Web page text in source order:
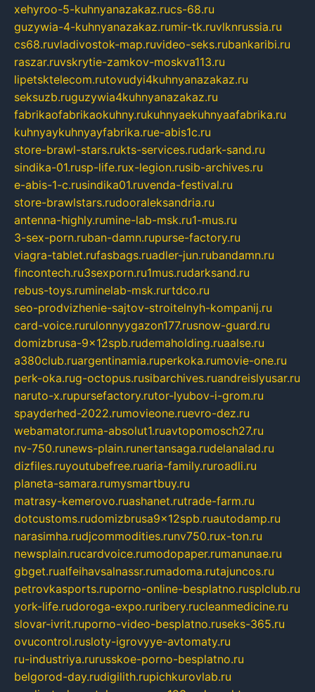
xehyroo-5-kuhnyanazakaz.rucs-68.ru
guzywia-4-kuhnyanazakaz.rumir-tk.ruvlknrussia.ru
cs68.ruvladivostok-map.ruvideo-seks.rubankaribi.ru
raszar.ruvskrytie-zamkov-moskva113.ru
lipetsktelecom.rutovudyi4kuhnyanazakaz.ru
seksuzb.ruguzywia4kuhnyanazakaz.ru
fabrikaofabrikaokuhny.rukuhnyaekuhnyaafabrika.ru
kuhnyaykuhnyayfabrika.rue-abis1c.ru
store-brawl-stars.rukts-services.rudark-sand.ru
sindika-01.rusp-life.rux-legion.rusib-archives.ru
e-abis-1-c.rusindika01.ruvenda-festival.ru
store-brawlstars.rudooraleksandria.ru
antenna-highly.rumine-lab-msk.ru1-mus.ru
3-sex-porn.ruban-damn.rupurse-factory.ru
viagra-tablet.rufasbags.ruadler-jun.rubandamn.ru
fincontech.ru3sexporn.ru1mus.rudarksand.ru
rebus-toys.ruminelab-msk.rurtdco.ru
seo-prodvizhenie-sajtov-stroitelnyh-kompanij.ru
card-voice.rurulonnyygazon177.rusnow-guard.ru
domizbrusa-9x12spb.rudemaholding.ruaalse.ru
a380club.ruargentinamia.ruperkoka.rumovie-one.ru
perk-oka.rug-octopus.rusibarchives.ruandreislyusar.ru
naruto-x.rupursefactory.rutor-lyubov-i-grom.ru
spayderhed-2022.rumovieone.ruevro-dez.ru
webamator.ruma-absolut1.ruavtopomosch27.ru
nv-750.runews-plain.runertansaga.rudelanalad.ru
dizfiles.ruyoutubefree.ruaria-family.ruroadli.ru
planeta-samara.rumysmartbuy.ru
matrasy-kemerovo.ruashanet.rutrade-farm.ru
dotcustoms.rudomizbrusa9x12spb.ruautodamp.ru
narasimha.rudjcommodities.runv750.rux-ton.ru
newsplain.rucardvoice.rumodopaper.rumanunae.ru
gbget.rualfeihavsalnassr.rumadoma.rutajuncos.ru
petrovkasports.ruporno-online-besplatno.rusplclub.ru
york-life.rudoroga-expo.ruribery.rucleanmedicine.ru
slovar-ivrit.ruporno-video-besplatno.ruseks-365.ru
ovucontrol.rusloty-igrovyye-avtomaty.ru
ru-industriya.rurusskoe-porno-besplatno.ru
belgorod-day.rudigilith.rupichkurovlab.ru